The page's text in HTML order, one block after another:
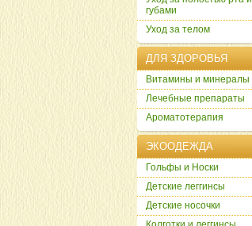
губами
Уход за телом
ДЛЯ ЗДОРОВЬЯ
Витамины и минералы
Лечебные препараты
Ароматотерапия
ЭКООДЕЖДА
Гольфы и Носки
Детские леггинсы
Детские носочки